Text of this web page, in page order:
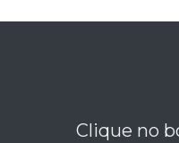
Clique no